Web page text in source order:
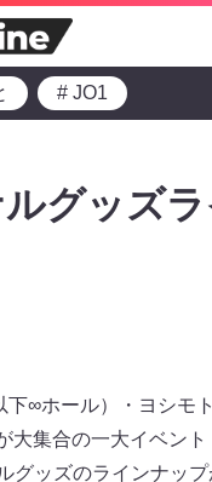
# JO1
グッズ
∞ホール）・ヨシモ
大集合の一大イベント
グッズのラインナップ